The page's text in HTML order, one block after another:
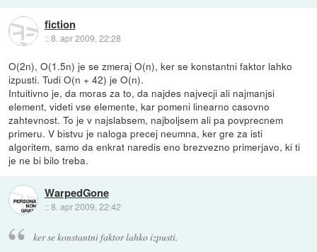
fiction
::8. apr 2009, 22:28
O(2n), O(1.5n) je se zmeraj O(n), ker se konstantni faktor lahko
izpusti. Tudi O(n + 42) je O(n).
Intuitivno je, da moras za to, da najdes najvecji ali najmanjsi
element, videti vse elemente, kar pomeni linearno casovno
zahtevnost. To je v najslabsem, najboljsem ali pa povprecnem
primeru. V bistvu je naloga precej neumna, ker gre za isti
algoritem, samo da enkrat naredis eno brezvezno primerjavo, ki ti
je ne bi bilo treba.
WarpedGone
::8. apr 2009, 22:42
ker se konstantni faktor lahko izpusti.